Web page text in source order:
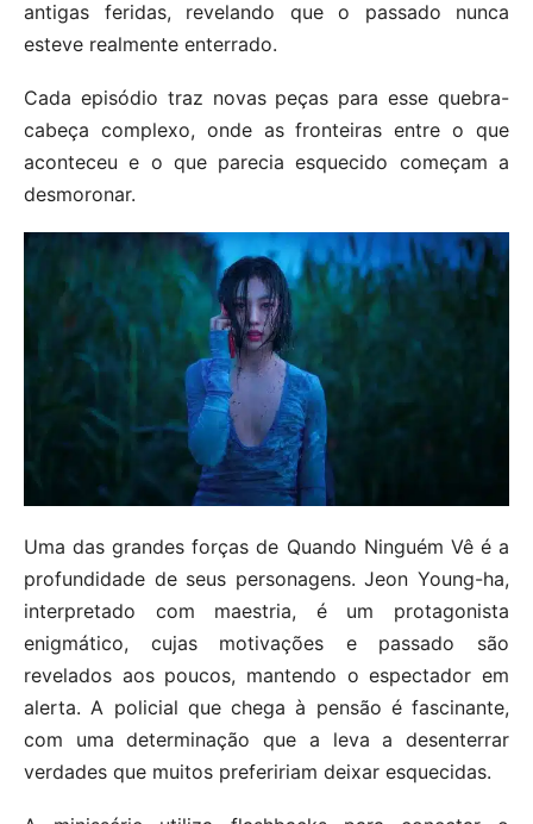
antigas feridas, revelando que o passado nunca
esteve realmente enterrado.
Cada episódio traz novas peças para esse quebra-
cabeça complexo, onde as fronteiras entre o que
aconteceu e o que parecia esquecido começam a
desmoronar.
Uma das grandes forças de Quando Ninguém Vê é a
profundidade de seus personagens. Jeon Young-ha,
interpretado com maestria, é um protagonista
enigmático, cujas motivações e passado são
revelados aos poucos, mantendo o espectador em
alerta. A policial que chega à pensão é fascinante,
com uma determinação que a leva a desenterrar
verdades que muitos prefeririam deixar esquecidas.